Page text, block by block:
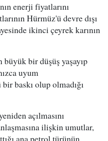
enerji fiyatlarını
Hürmüz'ü devre dışı
ikinci çeyrek karının
bir düşüş yaşayıp
uyum
baskı olup olmadığı
açılmasını
ilişkin umutlar,
ana petrol türünün